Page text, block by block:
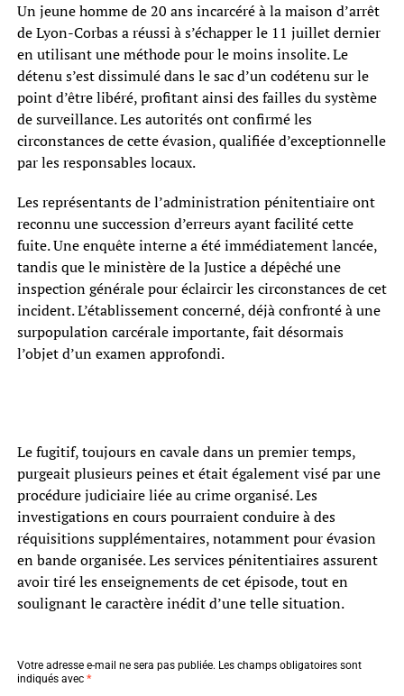
Un jeune homme de 20 ans incarcéré à la maison d’arrêt
de Lyon-Corbas a réussi à s’échapper le 11 juillet dernier
en utilisant une méthode pour le moins insolite. Le
détenu s’est dissimulé dans le sac d’un codétenu sur le
point d’être libéré, profitant ainsi des failles du système
de surveillance. Les autorités ont confirmé les
circonstances de cette évasion, qualifiée d’exceptionnelle
par les responsables locaux.
Les représentants de l’administration pénitentiaire ont
reconnu une succession d’erreurs ayant facilité cette
fuite. Une enquête interne a été immédiatement lancée,
tandis que le ministère de la Justice a dépêché une
inspection générale pour éclaircir les circonstances de cet
incident. L’établissement concerné, déjà confronté à une
surpopulation carcérale importante, fait désormais
l’objet d’un examen approfondi.
Le fugitif, toujours en cavale dans un premier temps,
purgeait plusieurs peines et était également visé par une
procédure judiciaire liée au crime organisé. Les
investigations en cours pourraient conduire à des
réquisitions supplémentaires, notamment pour évasion
en bande organisée. Les services pénitentiaires assurent
avoir tiré les enseignements de cet épisode, tout en
soulignant le caractère inédit d’une telle situation.
Votre adresse e-mail ne sera pas publiée. Les champs obligatoires sont
indiqués avec *